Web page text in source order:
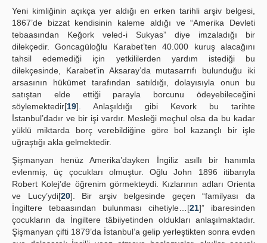
Yeni kimliğinin açıkça yer aldığı en erken tarihli arşiv belgesi,
1867’de bizzat kendisinin kaleme aldığı ve “Amerika Devleti
tebaasından Keğork veled-i Sukyas” diye imzaladığı bir
dilekçedir. Goncagüloğlu Karabet’ten 40.000 kuruş alacağını
tahsil edemediği için yetkililerden yardım istediği bu
dilekçesinde, Karabet’in Aksaray’da mutasarrıfı bulunduğu iki
arsasının hükümet tarafından satıldığı, dolayısıyla onun bu
satıştan elde ettiği parayla borcunu ödeyebileceğini
söylemektedir[19]. Anlaşıldığı gibi Kevork bu tarihte
İstanbul’dadır ve bir işi vardır. Mesleği meçhul olsa da bu kadar
yüklü miktarda borç verebildiğine göre bol kazançlı bir işle
uğraştığı akla gelmektedir.
Şişmanyan henüz Amerika’dayken İngiliz asıllı bir hanımla
evlenmiş, üç çocukları olmuştur. Oğlu John 1896 itibarıyla
Robert Kolej’de öğrenim görmekteydi. Kızlarının adları Orienta
ve Lucy’ydi[20]. Bir arşiv belgesinde geçen “familyası da
İngiltere tebaasından bulunması cihetiyle…[21]” ibaresinden
çocukların da İngiltere tâbiiyetinden oldukları anlaşılmaktadır.
Şişmanyan çifti 1879’da İstanbul’a gelip yerleştikten sonra evden